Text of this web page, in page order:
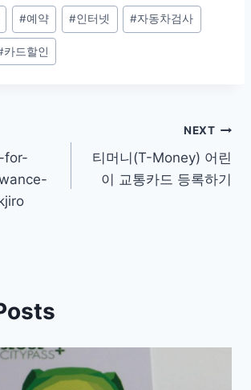
#예약 #인터넷 #자동차검사
카드할인
for-
NEXT
티머니(T-Money) 어린
이 교통카드 등록하기